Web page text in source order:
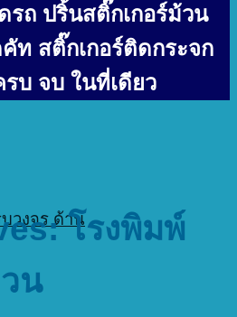
รถ ปริ้นสติ๊กเกอร์ม้วน
ท สติ๊กเกอร์ติดกระจก
รบ จบ ในที่เดียว
โรงพิมพ์
น